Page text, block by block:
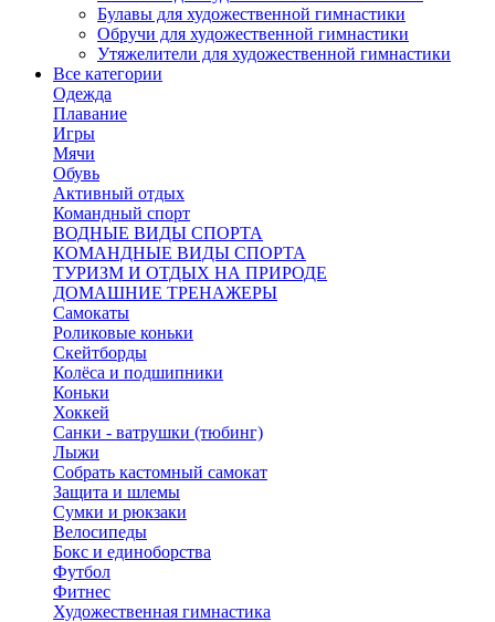
Булавы для художественной гимнастики
Обручи для художественной гимнастики
Утяжелители для художественной гимнастики
Все категории
Одежда
Плавание
Игры
Мячи
Обувь
Активный отдых
Командный спорт
ВОДНЫЕ ВИДЫ СПОРТА
КОМАНДНЫЕ ВИДЫ СПОРТА
ТУРИЗМ И ОТДЫХ НА ПРИРОДЕ
ДОМАШНИЕ ТРЕНАЖЕРЫ
Самокаты
Роликовые коньки
Скейтборды
Колёса и подшипники
Коньки
Хоккей
Санки - ватрушки (тюбинг)
Лыжи
Собрать кастомный самокат
Защита и шлемы
Сумки и рюкзаки
Велосипеды
Бокс и единоборства
Футбол
Фитнес
Художественная гимнастика